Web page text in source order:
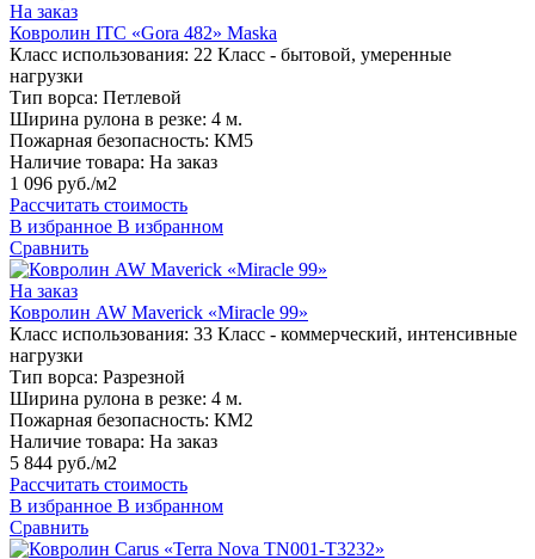
На заказ
Ковролин ITC «Gora 482» Maska
Класс использования: 22 Класс - бытовой, умеренные
нагрузки
Тип ворса: Петлевой
Ширина рулона в резке: 4 м.
Пожарная безопасность: КМ5
Наличие товара: На заказ
1 096 руб./м2
Рассчитать стоимость
В избранное В избранном
Сравнить
На заказ
Ковролин AW Maverick «Miracle 99»
Класс использования: 33 Класс - коммерческий, интенсивные
нагрузки
Тип ворса: Разрезной
Ширина рулона в резке: 4 м.
Пожарная безопасность: КМ2
Наличие товара: На заказ
5 844 руб./м2
Рассчитать стоимость
В избранное В избранном
Сравнить